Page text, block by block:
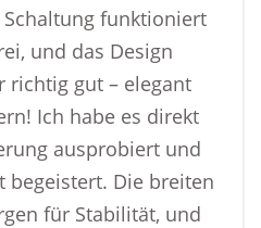
Schaltung funktioniert
und das Design
richtig gut – elegant
Ich habe es direkt
ausprobiert und
begeistert. Die breiten
für Stabilität, und